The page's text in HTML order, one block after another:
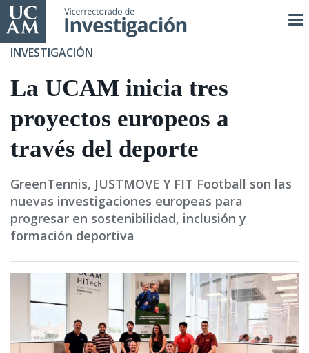
Pasar
al
contenido
INVESTIGACIÓN
La UCAM inicia tres
proyectos europeos a
través del deporte
GreenTennis, JUSTMOVE Y FIT Football son las
nuevas investigaciones europeas para
progresar en sostenibilidad, inclusión y
formación deportiva